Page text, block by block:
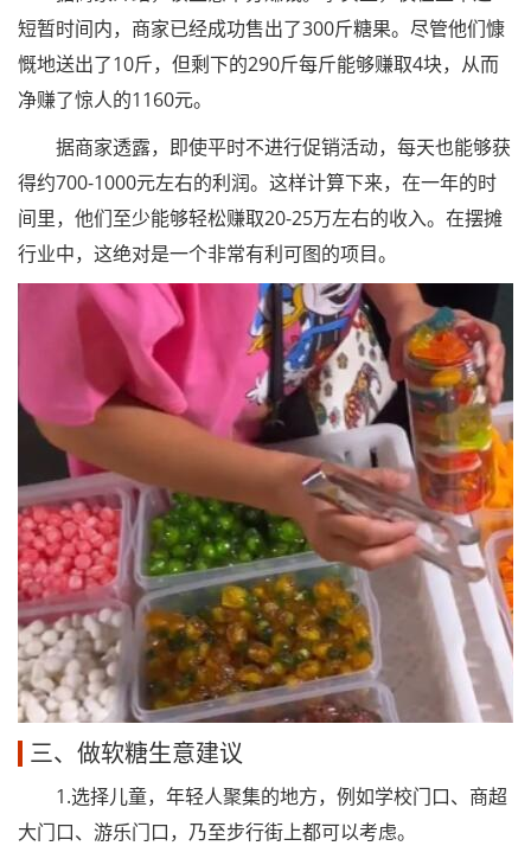
短暂时间内，商家已经成功售出了300斤糖果。尽管他们慷
慨地送出了10斤，但剩下的290斤每斤能够赚取4块，从而
净赚了惊人的1160元。
据商家透露，即使平时不进行促销活动，每天也能够获
得约700-1000元左右的利润。这样计算下来，在一年的时
间里，他们至少能够轻松赚取20-25万左右的收入。在摆摊
行业中，这绝对是一个非常有利可图的项目。
三、做软糖生意建议
1.选择儿童，年轻人聚集的地方，例如学校门口、商超
大门口、游乐门口，乃至步行街上都可以考虑。